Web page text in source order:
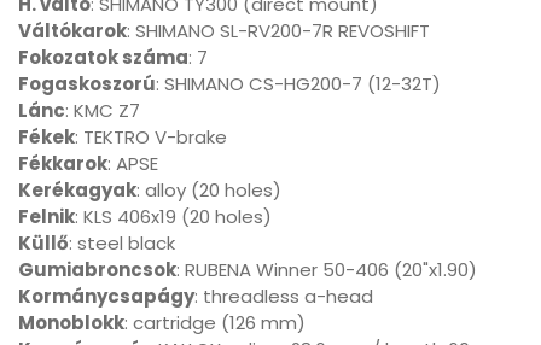
Váltókarok: SHIMANO SL-RV200-7R REVOSHIFT
Fokozatok száma: 7
Fogaskoszorú: SHIMANO CS-HG200-7 (12-32T)
Lánc: KMC Z7
Fékek: TEKTRO V-brake
Fékkarok: APSE
Kerékagyak: alloy (20 holes)
Felnik: KLS 406x19 (20 holes)
Küllő: steel black
Gumiabroncsok: RUBENA Winner 50-406 (20"x1.90)
Kormánycsapágy: threadless a-head
Monoblokk: cartridge (126 mm)